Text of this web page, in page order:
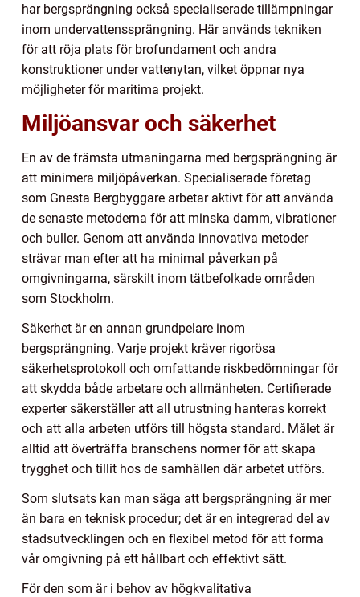
har bergsprängning också specialiserade tillämpningar
inom undervattenssprängning. Här används tekniken
för att röja plats för brofundament och andra
konstruktioner under vattenytan, vilket öppnar nya
möjligheter för maritima projekt.
Miljöansvar och säkerhet
En av de främsta utmaningarna med bergsprängning är
att minimera miljöpåverkan. Specialiserade företag
som Gnesta Bergbyggare arbetar aktivt för att använda
de senaste metoderna för att minska damm, vibrationer
och buller. Genom att använda innovativa metoder
strävar man efter att ha minimal påverkan på
omgivningarna, särskilt inom tätbefolkade områden
som Stockholm.
Säkerhet är en annan grundpelare inom
bergsprängning. Varje projekt kräver rigorösa
säkerhetsprotokoll och omfattande riskbedömningar för
att skydda både arbetare och allmänheten. Certifierade
experter säkerställer att all utrustning hanteras korrekt
och att alla arbeten utförs till högsta standard. Målet är
alltid att överträffa branschens normer för att skapa
trygghet och tillit hos de samhällen där arbetet utförs.
Som slutsats kan man säga att bergsprängning är mer
än bara en teknisk procedur; det är en integrerad del av
stadsutvecklingen och en flexibel metod för att forma
vår omgivning på ett hållbart och effektivt sätt.
För den som är i behov av högkvalitativa